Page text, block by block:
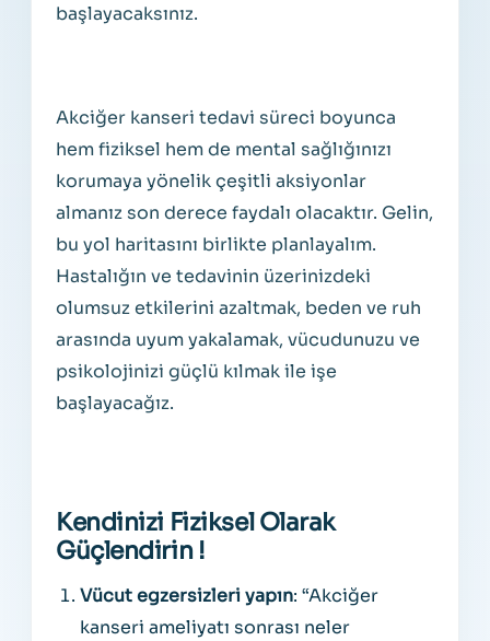
başlayacaksınız.
Akciğer kanseri tedavi süreci boyunca
hem fiziksel hem de mental sağlığınızı
korumaya yönelik çeşitli aksiyonlar
almanız son derece faydalı olacaktır. Gelin,
bu yol haritasını birlikte planlayalım.
Hastalığın ve tedavinin üzerinizdeki
olumsuz etkilerini azaltmak, beden ve ruh
arasında uyum yakalamak, vücudunuzu ve
psikolojinizi güçlü kılmak ile işe
başlayacağız.
Kendinizi Fiziksel Olarak
Güçlendirin !
Vücut egzersizleri yapın: “Akciğer
kanseri ameliyatı sonrası neler